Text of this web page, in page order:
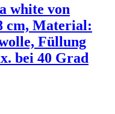
white von
cm, Material:
Füllung
bei 40 Grad